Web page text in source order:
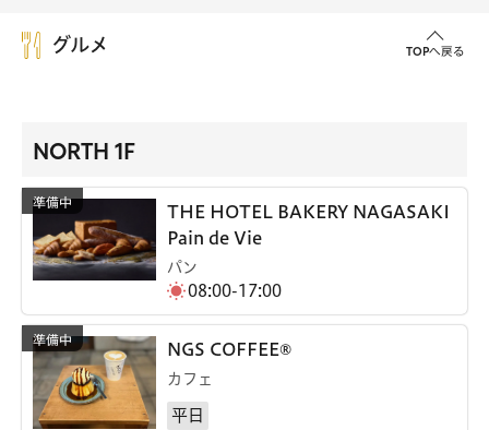
グルメ TOPへ戻る
NORTH 1F
THE HOTEL BAKERY NAGASAKI
Pain de Vie
パン
08:00-17:00
NGS COFFEE®
カフェ
平日